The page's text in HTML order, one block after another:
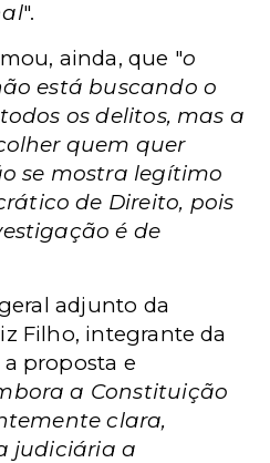
".
ainda, que "o
está buscando o
os delitos, mas a
quem quer
se mostra legítimo
de Direito, pois
é de
adjunto da
Filho, integrante da
proposta e
a Constituição
clara,
judiciária a